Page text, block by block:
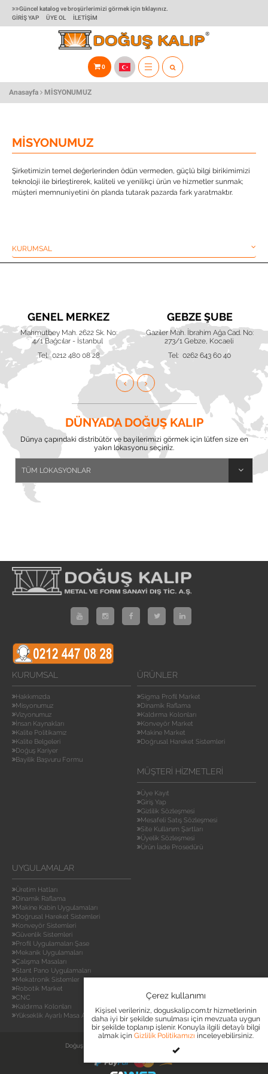
Güncel katalog ve broşürlerimizi görmek için tıklayınız.
GIRIŞ YAP
ÜYE OL İLETIŞIM
0
TOGGLE
Anasayfa MISYONUMUZ
MISYONUMUZ
Şirketimizin temel değerlerinden ödün vermeden, güçlü bilgi birikimimizi
teknoloji ile birleştirerek, kaliteli ve yenilikçi ürün ve hizmetler sunmak;
müşteri memnuniyetini ön planda tutarak pazarda fark yaratmaktır.
KURUMSAL
GENEL MERKEZ
Mahmutbey Mah. 2622 Sk. No:
4/1 Bağcılar - İstanbul
Tel: 0212 480 08 28
GEBZE ŞUBE
Gaziler Mah. İbrahim Ağa Cad. No:
273/1 Gebze, Kocaeli
Tel: 0262 643 60 40
DÜNYADA DOĞUŞ KALIP
Dünya çapındaki distribütör ve bayilerimizi görmek için lütfen size en
yakın lokasyonu seçiniz.
KURUMSAL
Hakkımızda
Misyonumuz
Vizyonumuz
İnsan Kaynakları
Kalite Politikamız
Kalite Belgeleri
Doğuş Kariyer
Bayilik Başvuru Formu
ÜRÜNLER
Sigma Profil Market
Dinamik Raflama
Kaldırma Kolonları
Konveyör Market
Makine Market
Doğrusal Hareket Sistemleri
MÜŞTERI HIZMETLERI
Üye Kayıt
Giriş Yap
Gizlilik Sözleşmesi
Mesafeli Satış Sözleşmesi
Site Kullanım Şartları
Üyelik Sözleşmesi
Ürün İade Prosedürü
UYGULAMALAR
Üretim Hatları
Dinamik Raflama
Makine Kabin Uygulamaları
Doğrusal Hareket Sistemleri
Konveyör Sistemleri
Güvenlik Sistemleri
Profil Uygulamaları Şase
Mekanik Uygulamaları
Çalışma Masaları
Stant Pano Uygulamaları
Mekatronik Sistemler
Robotik Market
CNC
Kaldırma Kolonları
Yükseklik Ayarlı Masa Ayakları
Doğuş Kalıp © Copyright 2017. Tüm Hakları Saklıdır.
Çerez kullanımı
Kişisel verileriniz, doguskalip.com.tr hizmetlerinin
daha iyi bir şekilde sunulması için mevzuata uygun
bir şekilde toplanıp işlenir. Konuyla ilgili detaylı bilgi
almak için Gizlilik Politikamızı inceleyebilirsiniz.